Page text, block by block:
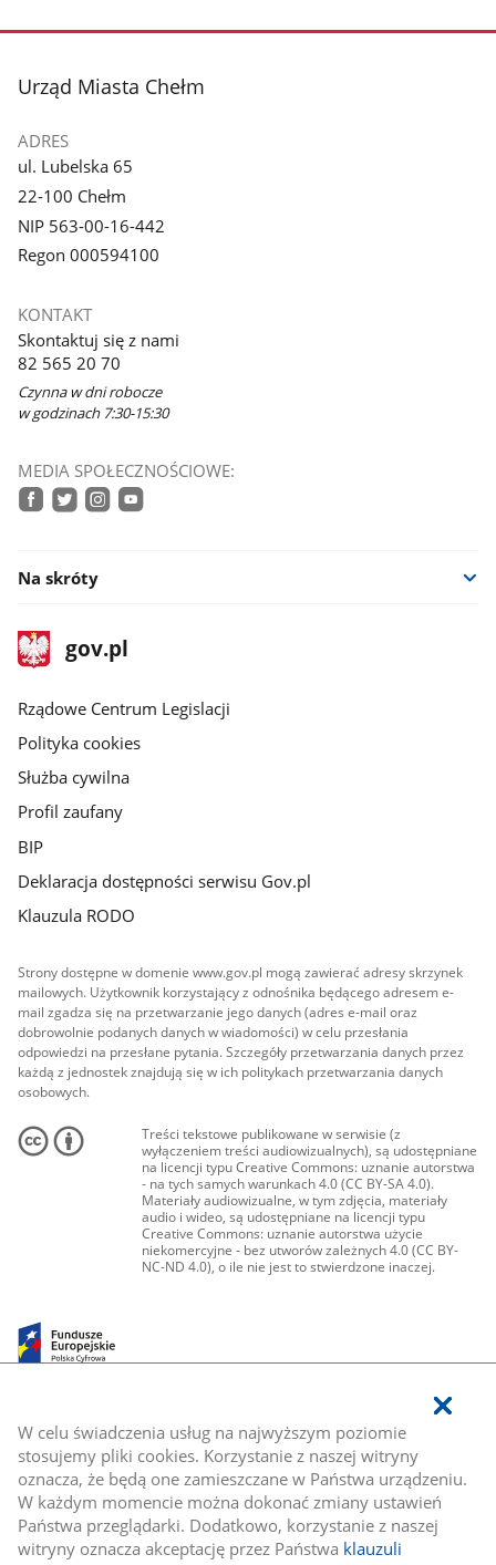
W celu świadczenia usług na najwyższym poziomie
stosujemy pliki cookies. Korzystanie z naszej witryny
oznacza, że będą one zamieszczane w Państwa urządzeniu.
W każdym momencie można dokonać zmiany ustawień
Państwa przeglądarki. Dodatkowo, korzystanie z naszej
witryny oznacza akceptację przez Państwa klauzuli
stopka
Urząd Miasta Chełm
ADRES
ul. Lubelska 65
22-100 Chełm
NIP 563-00-16-442
Regon 000594100
KONTAKT
Skontaktuj się z nami
82 565 20 70
Czynna w dni robocze
w godzinach 7:30-15:30
MEDIA SPOŁECZNOŚCIOWE:
Na skróty
stopka
gov.plStrona
gov.pl
Rządowe Centrum Legislacji
Polityka cookies
Służba cywilna
Profil zaufany
BIP
Deklaracja dostępności serwisu Gov.pl
Klauzula RODO
Strony dostępne w domenie www.gov.pl mogą zawierać adresy skrzynek
mailowych. Użytkownik korzystający z odnośnika będącego adresem e-
mail zgadza się na przetwarzanie jego danych (adres e-mail oraz
dobrowolnie podanych danych w wiadomości) w celu przesłania
odpowiedzi na przesłane pytania. Szczegóły przetwarzania danych przez
każdą z jednostek znajdują się w ich politykach przetwarzania danych
osobowych.
Treści tekstowe publikowane w serwisie (z
wyłączeniem treści audiowizualnych), są udostępniane
na licencji typu Creative Commons: uznanie autorstwa
- na tych samych warunkach 4.0 (CC BY-SA 4.0).
Materiały audiowizualne, w tym zdjęcia, materiały
audio i wideo, są udostępniane na licencji typu
Creative Commons: uznanie autorstwa użycie
niekomercyjne - bez utworów zależnych 4.0 (CC BY-
NC-ND 4.0), o ile nie jest to stwierdzone inaczej.